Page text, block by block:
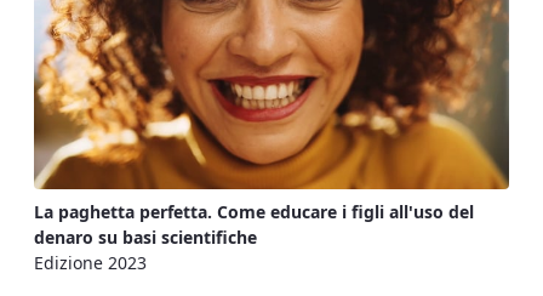
La paghetta perfetta. Come educare i figli all'uso del
denaro su basi scientifiche
Edizione 2023